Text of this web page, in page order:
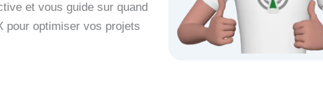
et vous guide sur quand
pour optimiser vos projets